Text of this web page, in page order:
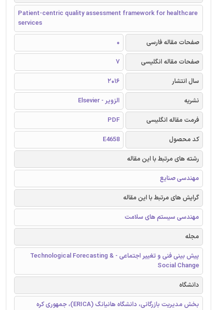
Patient-centric quality assessment framework for healthcare
services
صفحات مقاله فارسی
0
صفحات مقاله انگلیسی
7
سال انتشار
2016
نشریه
الزویر - Elsevier
فرمت مقاله انگلیسی
PDF
کد محصول
E4658
رشته های مرتبط با این مقاله
مهندسی صنایع
گرایش های مرتبط با این مقاله
مهندسی سیستم های سلامت
مجله
پیش بینی فنی و تغییر اجتماعی - Technological Forecasting &
Social Change
دانشگاه
بخش مدیریت بازرگانی، دانشگاه هانیانگ (ERICA)، جمهوری کره